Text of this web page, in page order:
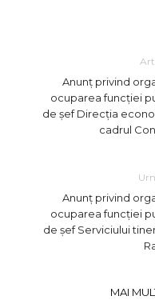
Anunț privind
ocuparea funcției
de șef Direcția
cadrul
Anunț privind
ocuparea funcției
de șef Serviciului
MAI